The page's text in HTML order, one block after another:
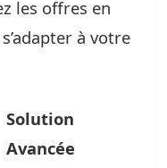
les offres en
à votre
Solution
Avancée